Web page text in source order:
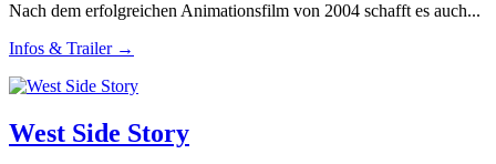
Nach dem erfolgreichen Animationsfilm von 2004 schafft es auch...
Infos & Trailer →
West Side Story